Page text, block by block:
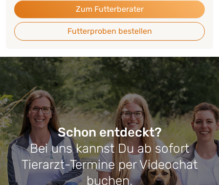
Zum Futterberater
Futterproben bestellen
Schon entdeckt?
Bei uns kannst Du ab sofort
Tierarzt-Termine per Videochat
buchen.